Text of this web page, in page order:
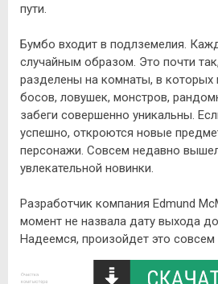
пути.
Бумбо входит в подлземелия.
случайным образом. Это почти
разделены на комнаты, в которых
босов, ловушек, монстров,
забеги совершенно уникальны.
успешно, откроются новые
персонажи. Совсем недавно
увлекательной новинки.
Разработчик компания Edmund
момент не назвала дату выхода
Надеемся, произойдет это